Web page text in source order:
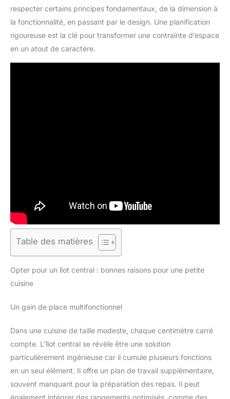
respecter certains principes fondamentaux, de la dimension à
la fonctionnalité, en passant par le design. Une planification
rigoureuse est la clé pour transformer une contrainte d’espace
en un atout de caractère.
Table des matières
Opter pour un îlot central : bonnes raisons pour une petite
cuisine
Un gain de place multifonctionnel
Dans une cuisine de taille modeste, chaque centimètre carré
compte. L’îlot central se révèle être une solution
particulièrement ingénieuse car il cumule plusieurs fonctions
en un seul élément. Il offre un plan de travail supplémentaire,
souvent manquant pour la préparation des repas. Il peut
également intégrer des rangements optimisés, comme des